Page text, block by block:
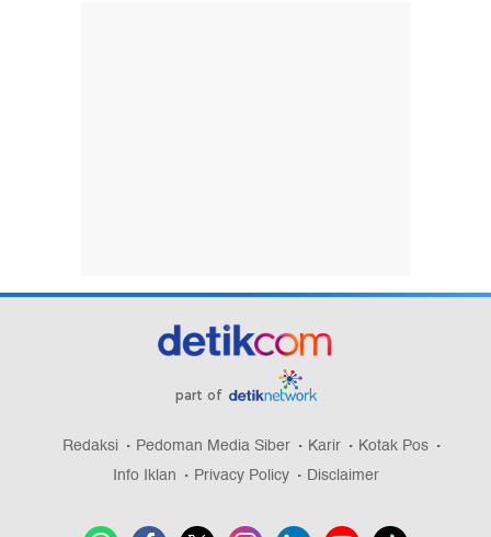
part of
Redaksi Pedoman Media Siber Karir
Kotak Pos
Info Iklan
Privacy Policy Disclaimer